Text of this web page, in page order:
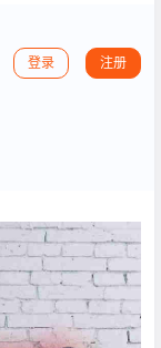
登录 注册